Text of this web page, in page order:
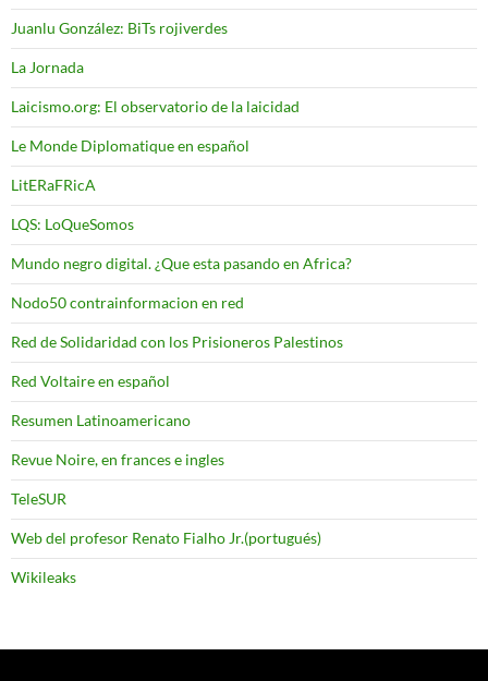
Juanlu González: BiTs rojiverdes
La Jornada
Laicismo.org: El observatorio de la laicidad
Le Monde Diplomatique en español
LitERaFRicA
LQS: LoQueSomos
Mundo negro digital. ¿Que esta pasando en Africa?
Nodo50 contrainformacion en red
Red de Solidaridad con los Prisioneros Palestinos
Red Voltaire en español
Resumen Latinoamericano
Revue Noire, en frances e ingles
TeleSUR
Web del profesor Renato Fialho Jr.(portugués)
Wikileaks